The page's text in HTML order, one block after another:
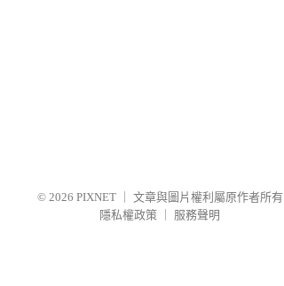
© 2026 PIXNET
文章與圖片權利屬原作者所有
隱私權政策
服務聲明